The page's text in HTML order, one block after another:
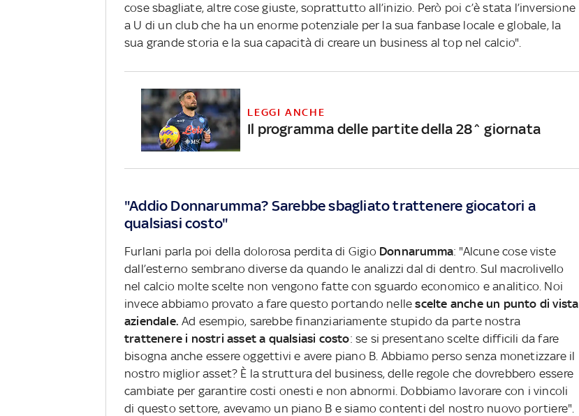
cose sbagliate, altre cose giuste, soprattutto all’inizio. Però poi c’è stata l’inversione
a U di un club che ha un enorme potenziale per la sua fanbase locale e globale, la
sua grande storia e la sua capacità di creare un business al top nel calcio".
LEGGI ANCHE
Il programma delle partite della 28^ giornata
"Addio Donnarumma? Sarebbe sbagliato trattenere giocatori a
qualsiasi costo"
Furlani parla poi della dolorosa perdita di Gigio Donnarumma: "Alcune cose viste
dall’esterno sembrano diverse da quando le analizzi dal di dentro. Sul macrolivello
nel calcio molte scelte non vengono fatte con sguardo economico e analitico. Noi
invece abbiamo provato a fare questo portando nelle scelte anche un punto di vista
aziendale. Ad esempio, sarebbe finanziariamente stupido da parte nostra
trattenere i nostri asset a qualsiasi costo: se si presentano scelte difficili da fare
bisogna anche essere oggettivi e avere piano B. Abbiamo perso senza monetizzare il
nostro miglior asset? È la struttura del business, delle regole che dovrebbero essere
cambiate per garantire costi onesti e non abnormi. Dobbiamo lavorare con i vincoli
di questo settore, avevamo un piano B e siamo contenti del nostro nuovo portiere".